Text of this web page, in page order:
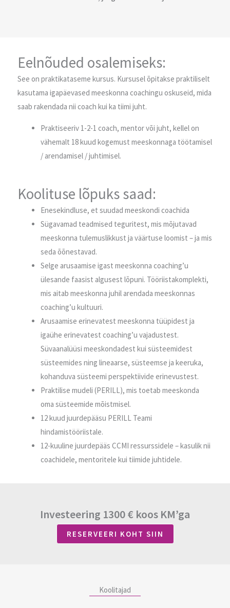
Eelnõuded osalemiseks:
See on praktikataseme kursus. Kursusel õpitakse praktiliselt
kasutama igapäevased meeskonna coachingu oskuseid, mida
saab rakendada nii coach kui ka tiimi juht.
Praktiseeriv 1-2-1 coach, mentor või juht, kellel on
vähemalt 18 kuud kogemust meeskonnaga töötamisel
/ arendamisel / juhtimisel.
Koolituse lõpuks saad:
Enesekindluse, et suudad meeskondi coachida
Sügavamad teadmised teguritest, mis mõjutavad
meeskonna tulemuslikkust ja väärtuse loomist – ja mis
seda õõnestavad.
Selge arusaamise igast meeskonna coaching’u
ülesande faasist algusest lõpuni. Tööriistakomplekti,
mis aitab meeskonna juhil arendada meeskonnas
coaching’u kultuuri.
Arusaamise erinevatest meeskonna tüüpidest ja
igaühe erinevatest coaching’u vajadustest.
Süvaanalüüsi meeskondadest kui süsteemidest
süsteemides ning lineaarse, süsteemse ja keeruka,
kohanduva süsteemi perspektiivide erinevustest.
Praktilise mudeli (PERILL), mis toetab meeskonda
oma süsteemide mõistmisel.
12 kuud juurdepääsu PERILL Teami
hindamistööriistale.
12-kuuline juurdepääs CCMI ressurssidele – kasulik nii
coachidele, mentoritele kui tiimide juhtidele.
Investeering 1300 € koos KM’ga
RESERVEERI KOHT SIIN
Koolitajad